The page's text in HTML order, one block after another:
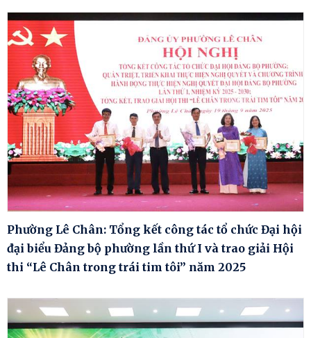
Phường Lê Chân: Tổng kết công tác tổ chức Đại hội
đại biểu Đảng bộ phường lần thứ I và trao giải Hội
thi “Lê Chân trong trái tim tôi” năm 2025